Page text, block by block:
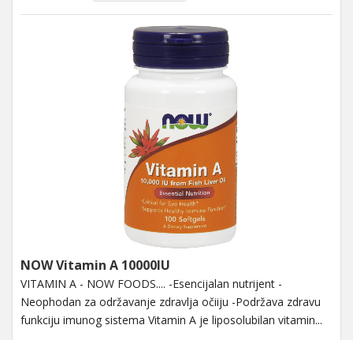
NOW Vitamin A 10000IU
VITAMIN A - NOW FOODS.... -Esencijalan nutrijent -
Neophodan za održavanje zdravlja očiiju -Podržava zdravu
funkciju imunog sistema Vitamin A je liposolubilan vitamin...